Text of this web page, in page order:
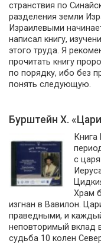
странствия по
разделения земли
Израилевыми
написал книгу,
этого труда. Я
прочитать книгу
по порядку, ибо без
понять следующую.
Бурштейн Х.
с
Храм
изгнан в Вавилон.
праведными, и
неповторимый вклад
судьба 10 колен